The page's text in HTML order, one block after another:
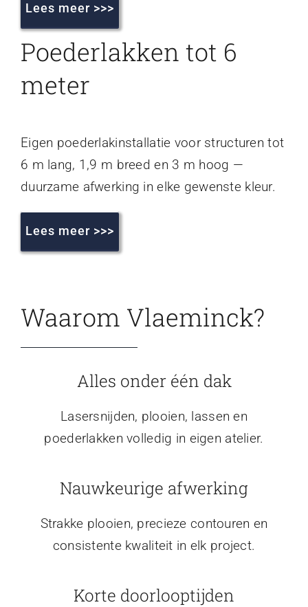
Lees meer >>>
Poederlakken tot 6
meter
Eigen poederlakinstallatie voor structuren tot
6 m lang, 1,9 m breed en 3 m hoog —
duurzame afwerking in elke gewenste kleur.
Lees meer >>>
Waarom Vlaeminck?
Alles onder één dak
Lasersnijden, plooien, lassen en
poederlakken volledig in eigen atelier.
Nauwkeurige afwerking
Strakke plooien, precieze contouren en
consistente kwaliteit in elk project.
Korte doorlooptijden